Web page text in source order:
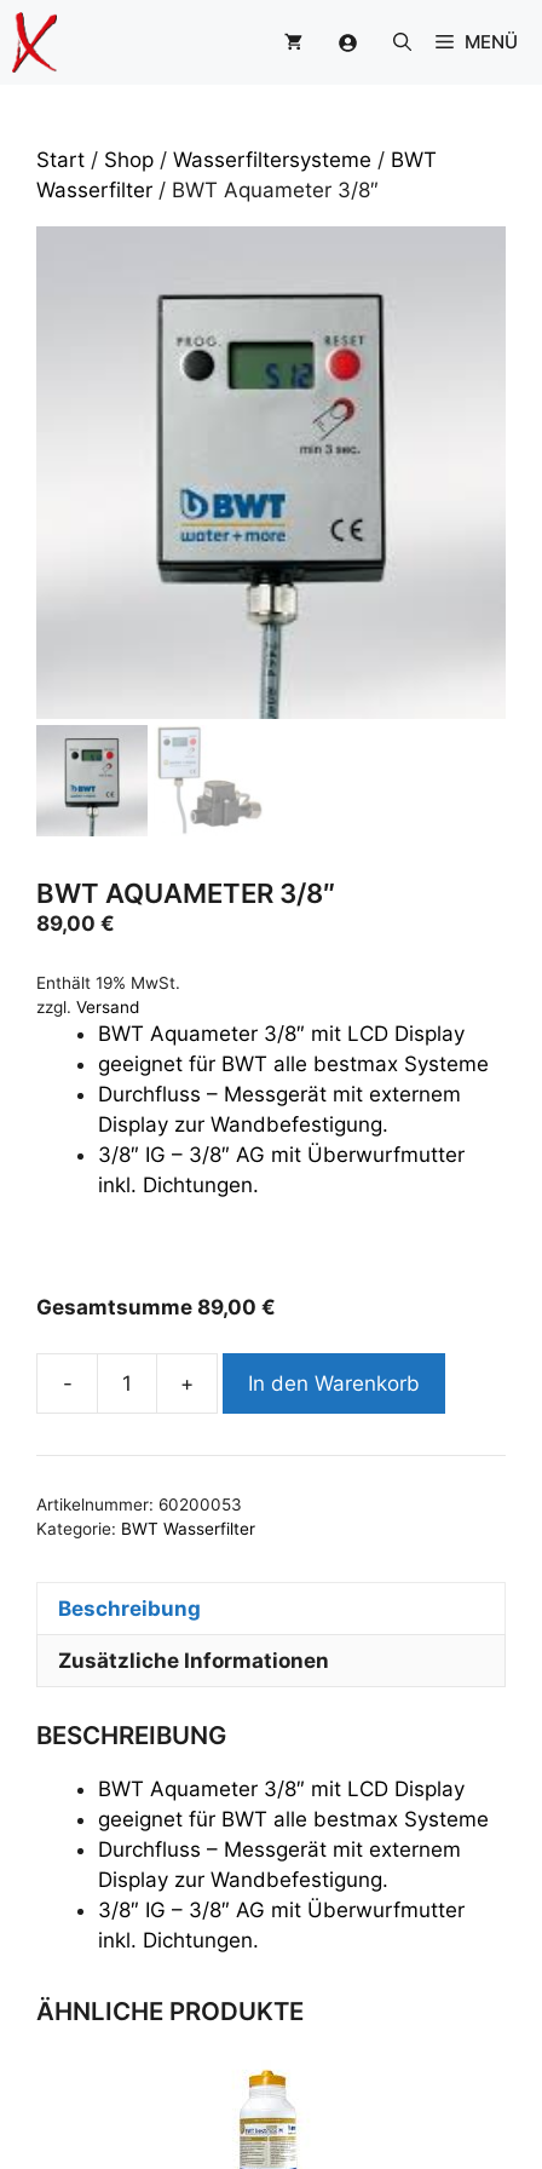
Zum
Inhalt
springen
MENÜ
Start / Shop / Wasserfiltersysteme / BWT
Wasserfilter / BWT Aquameter 3/8″
BWT AQUAMETER 3/8″
89,00 €
Enthält 19% MwSt.
zzgl. Versand
BWT Aquameter 3/8″ mit LCD Display
geeignet für BWT alle bestmax Systeme
Durchfluss – Messgerät mit externem
Display zur Wandbefestigung.
3/8″ IG – 3/8″ AG mit Überwurfmutter
inkl. Dichtungen.
Gesamtsumme 89,00 €
-
BWT
3/8"
+ In den Warenkorb
Artikelnummer: 60200053
Kategorie: BWT Wasserfilter
Beschreibung
Zusätzliche Informationen
BESCHREIBUNG
BWT Aquameter 3/8″ mit LCD Display
geeignet für BWT alle bestmax Systeme
Durchfluss – Messgerät mit externem
Display zur Wandbefestigung.
3/8″ IG – 3/8″ AG mit Überwurfmutter
inkl. Dichtungen.
ÄHNLICHE PRODUKTE